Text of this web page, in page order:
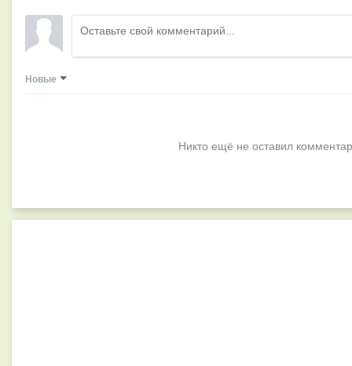
Новые
Никто ещё не оставил